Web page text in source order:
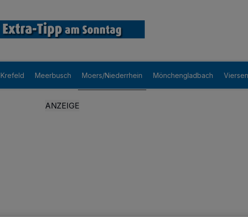
Krefeld Meerbusch Moers/Niederrhein Mönchengladbach Viersen